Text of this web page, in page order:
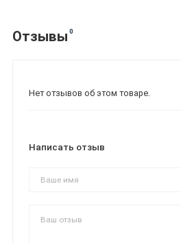
Отзывы 0
Нет отзывов об этом товаре.
Написать отзыв